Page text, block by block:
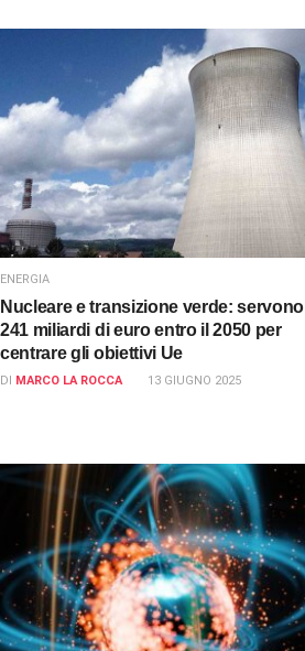
ENERGIA
Nucleare e transizione verde: servono
241 miliardi di euro entro il 2050 per
centrare gli obiettivi Ue
DI MARCO LA ROCCA 13 GIUGNO 2025